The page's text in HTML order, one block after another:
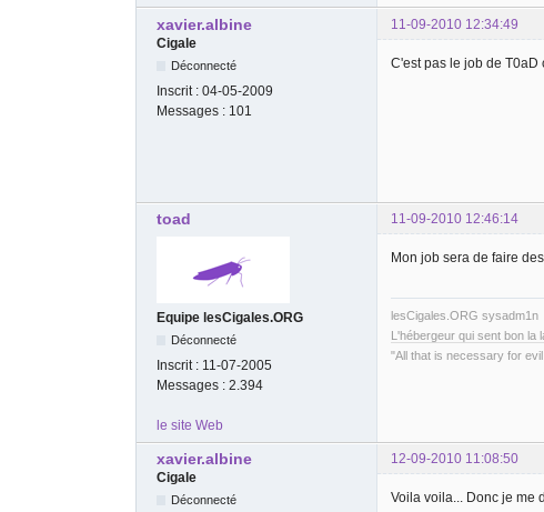
xavier.albine
11-09-2010 12:34:49
Cigale
Déconnecté
Inscrit : 04-05-2009
Messages : 101
C'est pas le job de T0aD
toad 11-09-2010 12:46:14
Equipe lesCigales.ORG
Déconnecté
Inscrit : 11-07-2005
Messages : 2.394
Mon job sera de faire
lesCigales.ORG sysadm1n
L'hébergeur qui sent bon la
"All that is necessary for
le site Web
xavier.albine
12-09-2010 11:08:50
Cigale
Déconnecté Voila voila... Donc je me